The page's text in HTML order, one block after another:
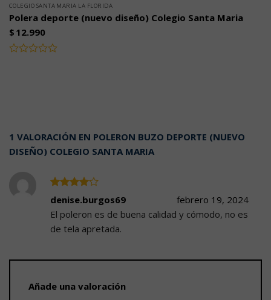
COLEGIO SANTA MARIA LA FLORIDA
Polera deporte (nuevo diseño) Colegio Santa Maria
$ 12.990
1 VALORACIÓN EN POLERON BUZO DEPORTE (NUEVO
DISEÑO) COLEGIO SANTA MARIA
Valorado
con4de
5
denise.burgos69
febrero 19, 2024
El poleron es de buena calidad y cómodo, no es
de tela apretada.
Añade una valoración